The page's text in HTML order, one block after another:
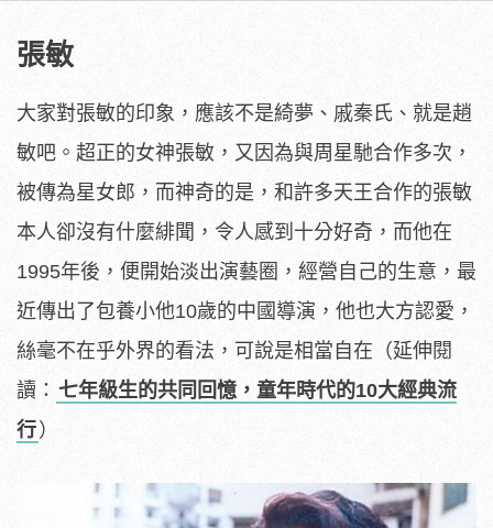
張敏
大家對張敏的印象，應該不是綺夢、戚秦氏、就是趙
敏吧。超正的女神張敏，又因為與周星馳合作多次，
被傳為星女郎，而神奇的是，和許多天王合作的張敏
本人卻沒有什麼緋聞，令人感到十分好奇，而他在
1995年後，便開始淡出演藝圈，經營自己的生意，最
近傳出了包養小他10歲的中國導演，他也大方認愛，
絲毫不在乎外界的看法，可說是相當自在（延伸閱
讀： 七年級生的共同回憶，童年時代的10大經典流
行）